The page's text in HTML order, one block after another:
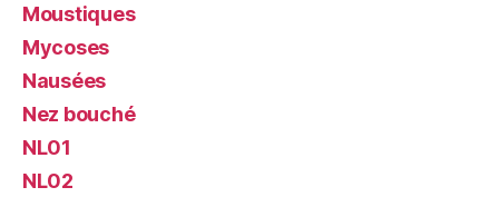
Moustiques
Mycoses
Nausées
Nez bouché
NL01
NL02